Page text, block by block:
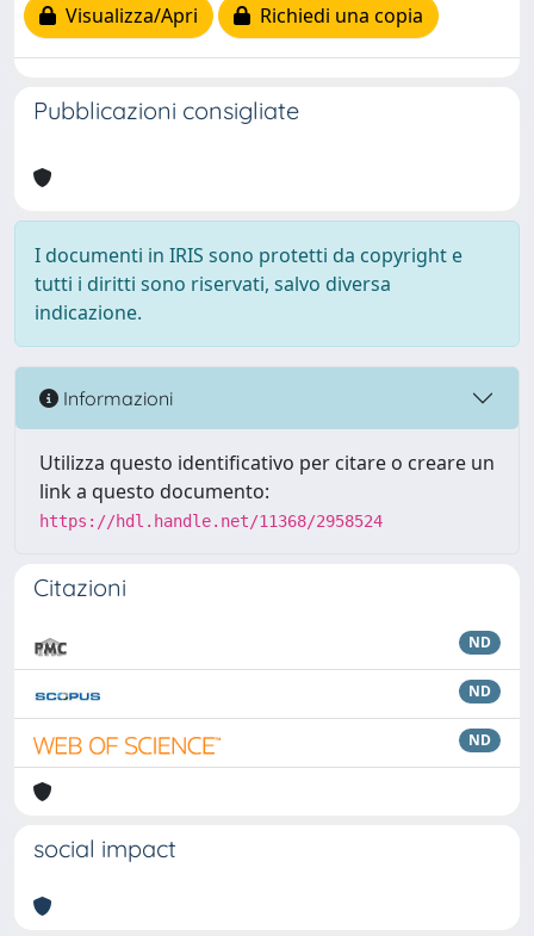
Visualizza/Apri
Richiedi una copia
Pubblicazioni consigliate
I documenti in IRIS sono protetti da copyright e
tutti i diritti sono riservati, salvo diversa
indicazione.
Informazioni
Utilizza questo identificativo per citare o creare un
link a questo documento:
https://hdl.handle.net/11368/2958524
Citazioni
ND
ND
ND
social impact